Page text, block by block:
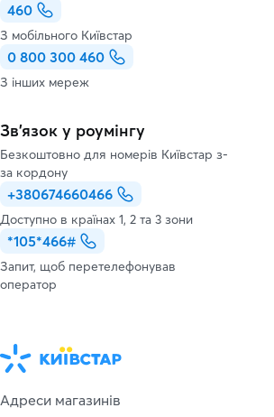
460
З мобільного Київстар
0 800 300 460
З інших мереж
Зв’язок у роумінгу
Безкоштовно для номерів Київстар з-
за кордону
+380674660466
Доступно в країнах 1, 2 та 3 зони
*105*466#
Запит, щоб перетелефонував
оператор
Адреси магазинів